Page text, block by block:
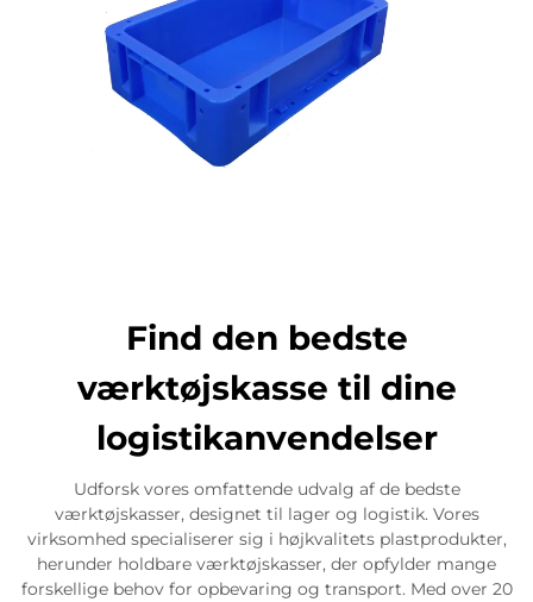
Find den bedste
værktøjskasse til dine
logistikanvendelser
Udforsk vores omfattende udvalg af de bedste
værktøjskasser, designet til lager og logistik. Vores
virksomhed specialiserer sig i højkvalitets plastprodukter,
herunder holdbare værktøjskasser, der opfylder mange
forskellige behov for opbevaring og transport. Med over 20